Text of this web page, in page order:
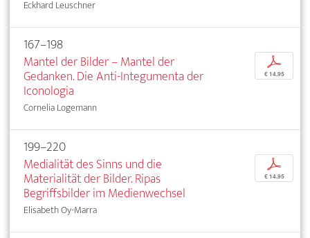
Eckhard Leuschner
167–198
Mantel der Bilder – Mantel der
Gedanken. Die Anti-Integumenta der
Iconologia
Cornelia Logemann
p
€ 14,95
199–220
Medialität des Sinns und die
Materialität der Bilder. Ripas
Begriffsbilder im Medienwechsel
Elisabeth Oy-Marra
p
€ 14,95